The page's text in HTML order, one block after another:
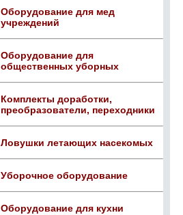
Оборудование для мед
учреждений
Оборудование для
общественных уборных
Комплекты доработки,
преобразователи, переходники
Ловушки летающих насекомых
Уборочное оборудование
Оборудование для кухни